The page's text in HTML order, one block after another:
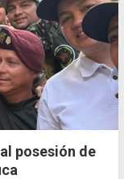
posesión de